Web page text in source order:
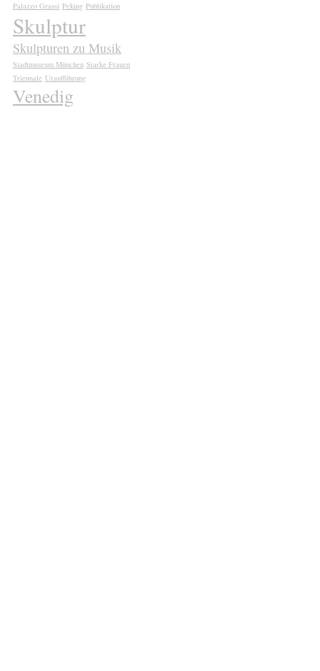
Palazzo Grassi Peking Publikation
Skulptur
Skulpturen zu Musik
Stadtmuseum München Starke Frauen
Triennale Uraufführung
Venedig